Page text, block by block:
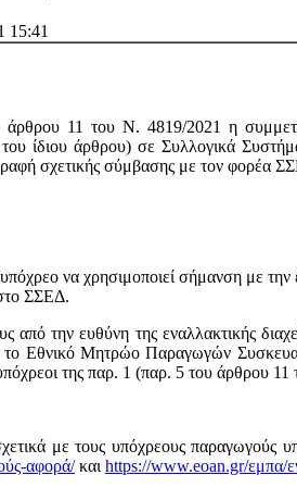
15:41
11 του Ν. 4819/2021 η
ίδιου άρθρου) σε Συλλογικά
σχετικής σύμβασης με τον φορέα
να χρησιμοποιεί σήμανση με
ΣΣΕΔ.
από την ευθύνη της εναλλακτικής
Εθνικό Μητρώο Παραγωγών
της παρ. 1 (παρ. 5 του άρθρου
με τους υπόχρεους
αφορά/και https://www.eoan.gr/εμπα/